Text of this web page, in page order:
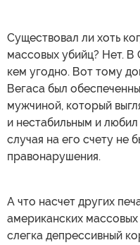
Существовал ли хоть
массовых убийц? Нет.
кем угодно. Вот тому
Вегаса был
мужчиной, который
и нестабильным и
случая на его счету не
правонарушения.
А что насчет других
американских
слегка депрессивный